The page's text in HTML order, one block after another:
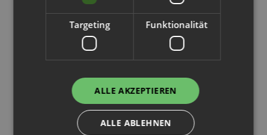
Targeting Funktionalität
ALLE AKZEPTIEREN
ALLE ABLEHNEN